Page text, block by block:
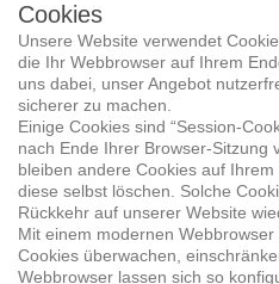
Cookies
Unsere Website verwendet
die Ihr Webbrowser auf Ihrem
uns dabei, unser Angebot
sicherer zu machen.
Einige Cookies sind “Session-
nach Ende Ihrer Browser-Sitzung
bleiben andere Cookies auf
diese selbst löschen. Solche
Rückkehr auf unserer Website
Mit einem modernen
Cookies überwachen,
Webbrowser lassen sich so